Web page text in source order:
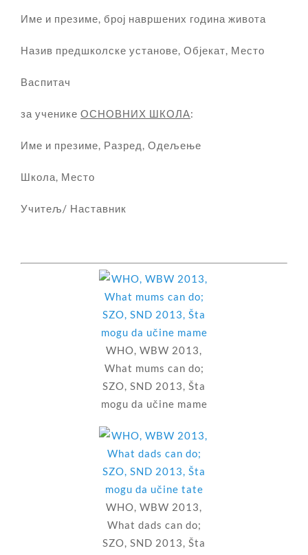
Име и презиме, број навршених година живота
Назив предшколске установе, Објекат, Место
Васпитач
за ученике ОСНОВНИХ ШКОЛА:
Име и презиме, Разред, Одељење
Школа, Место
Учитељ/ Наставник
WHO, WBW 2013,
What mums can do;
SZO, SND 2013, Šta
mogu da učine mame
WHO, WBW 2013,
What dads can do;
SZO, SND 2013, Šta